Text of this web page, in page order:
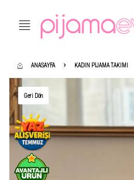
ANASAYFA KADIN PIJAMA TAKIMI
Geri Dön